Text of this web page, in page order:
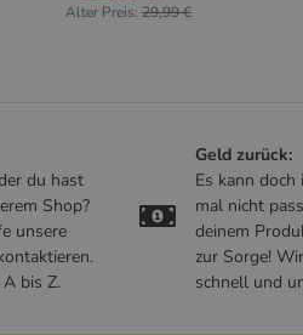
Alter Preis: 29,99 €
du hast
Shop?
unsere
bis Z.
Geld zurück:
Es kann
mal nicht
deinem
zur Sorge!
schnell und